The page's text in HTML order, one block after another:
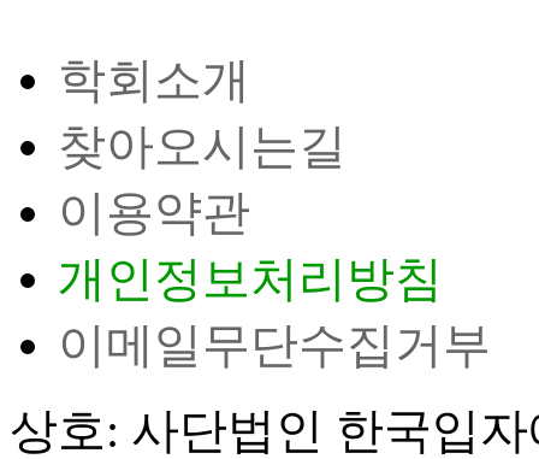
학회소개
찾아오시는길
이용약관
개인정보처리방침
이메일무단수집거부
상호: 사단법인 한국입